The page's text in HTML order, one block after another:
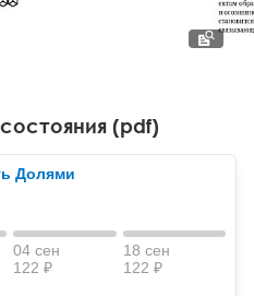
гипноз и НЛП
психоанализ(pdf)
Долями
04 сен
122 ₽
18 сен
122 ₽